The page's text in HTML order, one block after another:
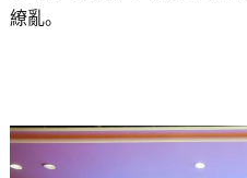
繚亂。